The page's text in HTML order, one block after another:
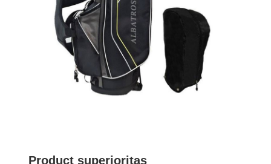
Product superioritas